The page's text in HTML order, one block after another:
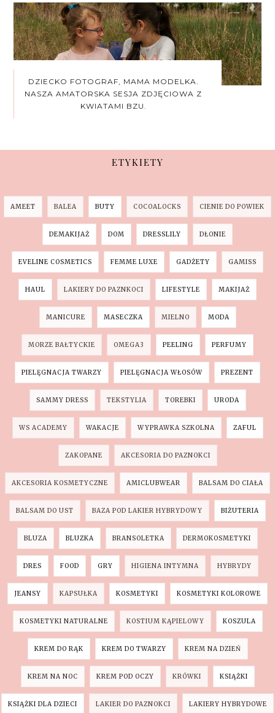
DZIECKO FOTOGRAF, MAMA MODELKA.
NASZA AMATORSKA SESJA ZDJĘCIOWA Z
KWIATAMI BZU.
ETYKIETY
AMEET BALEA BUTY COCOALOCKS CIENIE DO POWIEK
DEMAKIJAŻ DOM DRESSLILY DŁONIE
EVELINE COSMETICS FEMME LUXE GADŻETY GAMISS
HAUL LAKIERY DO PAZNKOCI LIFESTYLE MAKIJAŻ
MANICURE MASECZKA MIELNO MODA
MORZE BAŁTYCKIE OMEGA3 PEELING PERFUMY
PIELĘGNACJA TWARZY PIELĘGNACJA WŁOSÓW PREZENT
SAMMY DRESS TEKSTYLIA TOREBKI URODA
WS ACADEMY WAKACJE WYPRAWKA SZKOLNA ZAFUL
ZAKOPANE AKCESORIA DO PAZNOKCI
AKCESORIA KOSMETYCZNE AMICLUBWEAR BALSAM DO CIAŁA
BALSAM DO UST BAZA POD LAKIER HYBRYDOWY BIŻUTERIA
BLUZA BLUZKA BRANSOLETKA DERMOKOSMETYKI
DRES FOOD GRY HIGIENA INTYMNA HYBRYDY
JEANSY KAPSUŁKA KOSMETYKI KOSMETYKI KOLOROWE
KOSMETYKI NATURALNE KOSTIUM KĄPIELOWY KOSZULA
KREM DO RĄK KREM DO TWARZY KREM NA DZIEŃ
KREM NA NOC KREM POD OCZY KRÓWKI KSIĄŻKI
KSIĄŻKI DLA DZIECI LAKIER DO PAZNOKCI LAKIERY HYBRYDOWE